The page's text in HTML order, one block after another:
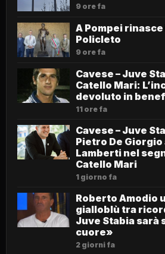
9 ore fa
A Pompei
Policleto
9 ore fa
Cavese – Juve
Catello Mari:
devoluto in
11 ore fa
Cavese – Juve
Pietro De Giorgio
Lamberti nel
Catello Mari
1 giorno fa
Roberto Amodio
gialloblù tra
Juve Stabia sarà
cuore»
2 giorni fa